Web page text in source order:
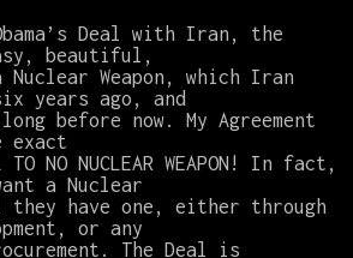
Deal with Iran, the
beautiful,
Nuclear Weapon, which Iran
years ago, and
before now. My Agreement
NO NUCLEAR WEAPON! In fact,
a Nuclear
they have one, either through
or any
The Deal is